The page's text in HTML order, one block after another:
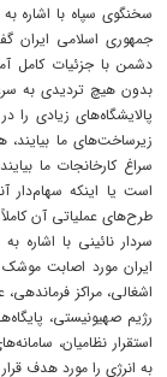
سخنگوی سپاه با اشاره
جمهوری اسلامی ایران
دشمن با جزئیات کامل
بدون هیچ تردیدی به
پالایشگاه‌های زیادی را
زیرساخت‌های ما بیایند،
سراغ کارخانجات ما
است یا اینکه سهام‌دار
طرح‌های عملیاتی آن
سردار نائینی با اشاره
ایران مورد اصابت موشک
اشغالی، مراکز
رژیم صهیونیستی،
استقرار نظامیان،
به انرژی را مورد هدف